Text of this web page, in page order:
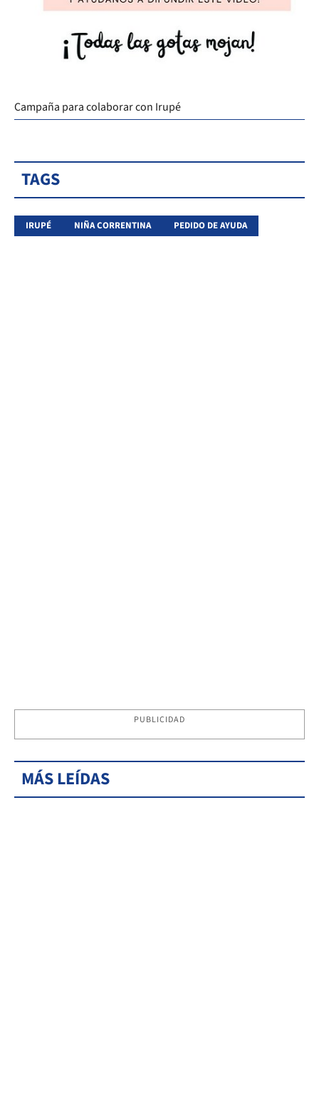
Campaña para colaborar con Irupé
TAGS
IRUPÉ NIÑA CORRENTINA PEDIDO DE AYUDA
PUBLICIDAD
MÁS LEÍDAS